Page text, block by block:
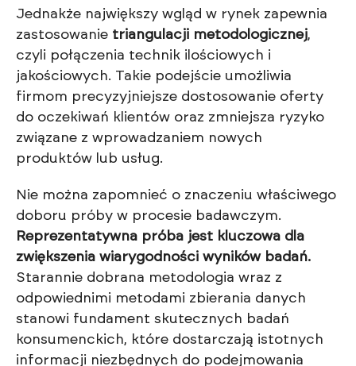
Jednakże największy wgląd w rynek zapewnia
zastosowanie triangulacji metodologicznej,
czyli połączenia technik ilościowych i
jakościowych. Takie podejście umożliwia
firmom precyzyjniejsze dostosowanie oferty
do oczekiwań klientów oraz zmniejsza ryzyko
związane z wprowadzaniem nowych
produktów lub usług.
Nie można zapomnieć o znaczeniu właściwego
doboru próby w procesie badawczym.
Reprezentatywna próba jest kluczowa dla
zwiększenia wiarygodności wyników badań.
Starannie dobrana metodologia wraz z
odpowiednimi metodami zbierania danych
stanowi fundament skutecznych badań
konsumenckich, które dostarczają istotnych
informacji niezbędnych do podejmowania